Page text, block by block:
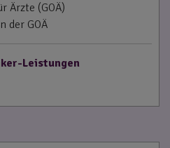
Ärzte (GOÄ)
der GOÄ
Leistungen